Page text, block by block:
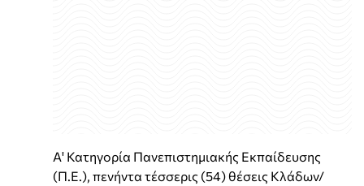
Α' Κατηγορία Πανεπιστημιακής Εκπαίδευσης
(Π.Ε.), πενήντα τέσσερις (54) θέσεις Κλάδων/